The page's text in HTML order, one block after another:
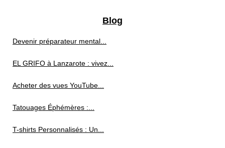
Blog
Devenir préparateur mental...
EL GRIFO à Lanzarote : vivez...
Acheter des vues YouTube...
Tatouages Éphémères :...
T-shirts Personnalisés : Un...